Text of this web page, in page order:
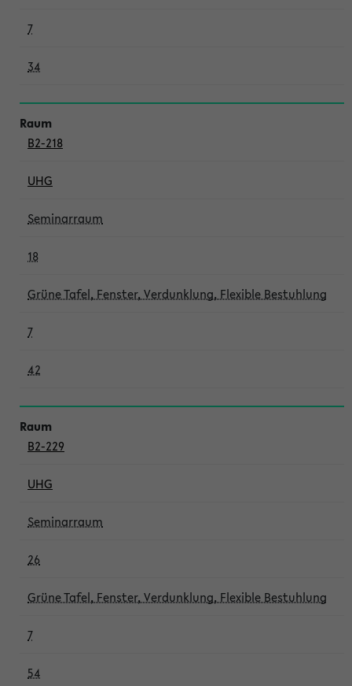
7
34
B2-218
UHG
Seminarraum
18
Grüne Tafel, Fenster, Verdunklung, Flexible Bestuhlung
7
42
B2-229
UHG
Seminarraum
26
Grüne Tafel, Fenster, Verdunklung, Flexible Bestuhlung
7
54